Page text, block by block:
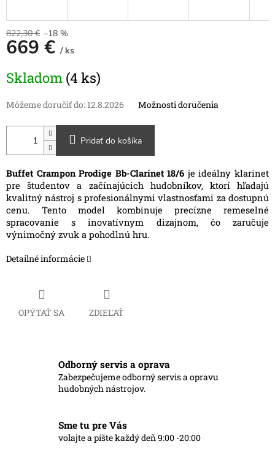
822,30 € –18 %
669 € / ks
cena:
Skladom (4 ks)
Môžeme doručiť do: 12.8.2026 Možnosti doručenia
Pridať do košíka
Buffet Crampon Prodige Bb-Clarinet 18/6 je ideálny klarinet
pre študentov a začínajúcich hudobníkov, ktorí hľadajú
kvalitný nástroj s profesionálnymi vlastnosťami za dostupnú
cenu.
Tento model kombinuje precízne remeselné
spracovanie s inovatívnym dizajnom, čo zaručuje
výnimočný zvuk a pohodlnú hru.
Detailné informácie
OPÝTAŤ SA ZDIEĽAŤ
Odborný servis a oprava
Zabezpečujeme odborný servis a opravu
hudobných nástrojov.
Sme tu pre Vás
volajte a píšte každý deň 9:00 -20:00